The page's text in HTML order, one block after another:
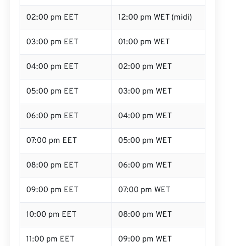
02:00 pm EET 12:00 pm WET (midi)
03:00 pm EET 01:00 pm WET
04:00 pm EET 02:00 pm WET
05:00 pm EET 03:00 pm WET
06:00 pm EET 04:00 pm WET
07:00 pm EET 05:00 pm WET
08:00 pm EET 06:00 pm WET
09:00 pm EET 07:00 pm WET
10:00 pm EET 08:00 pm WET
11:00 pm EET 09:00 pm WET